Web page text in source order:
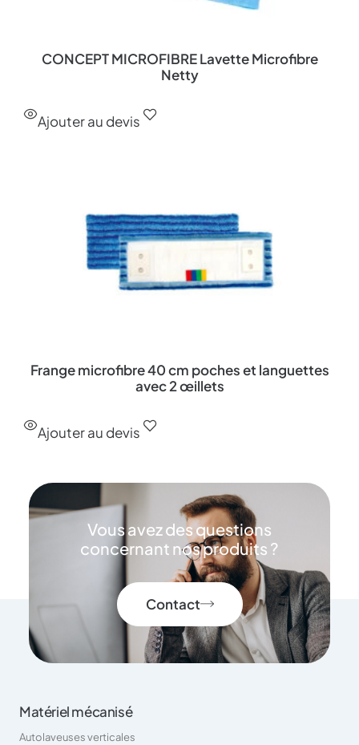
CONCEPT MICROFIBRE Lavette Microfibre
Netty
Ajouter au devis
Frange microfibre 40 cm poches et languettes
avec 2 œillets
Ajouter au devis
Vous avez des questions
concernant nos produits ?
Contact
Matériel mécanisé
Autolaveuses verticales